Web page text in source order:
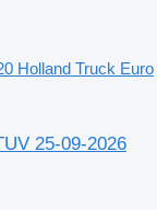
Holland Truck Euro
25-09-2026